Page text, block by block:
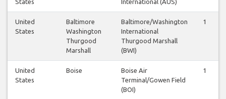
United
States
Baltimore
Washington
Thurgood
Marshall
Baltimore/Washington
International
Thurgood Marshall
(BWI)
1
United
States
Boise
Boise Air
Terminal/Gowen Field
(BOI)
1